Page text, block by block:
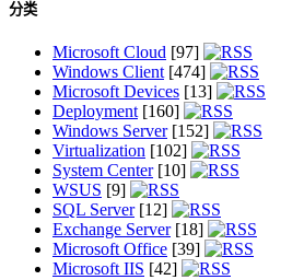
分类
Microsoft Cloud [97]
Windows Client[474]
Microsoft Devices [13]
Deployment[160]
Windows Server[152]
Virtualization [102]
System Center[10]
WSUS [9]
SQL Server[12]
Exchange Server[18]
Microsoft Office [39]
Microsoft IIS [42]